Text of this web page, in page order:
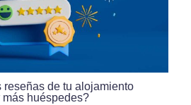
reseñas de tu alojamiento
huéspedes?